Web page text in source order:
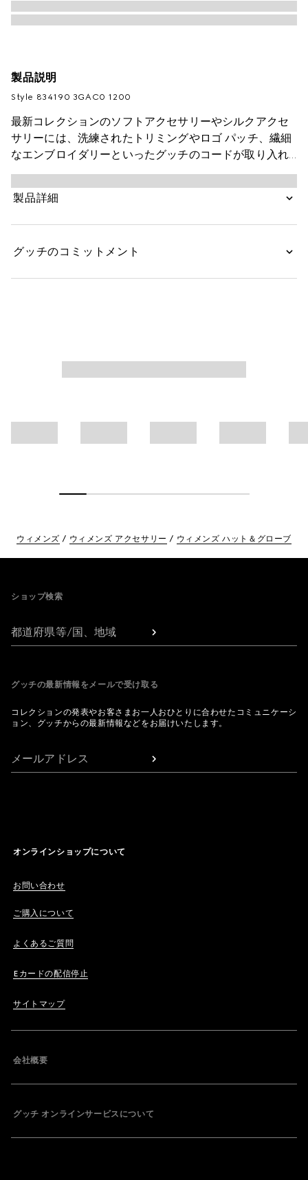
製品説明
Style ‎834190 3GAC0 1200
最新コレクションのソフトアクセサリーやシルクアクセ
サリーには、洗練されたトリミングやロゴ パッチ、繊細
なエンブロイダリーといったグッチのコードが取り入れ
られています。このカシミア ハットには、同系色のダブ
ルG レザー パッチをあしらいました。
製品詳細
グッチのコミットメント
ウィメンズ ウィメンズ アクセサリー ウィメンズ ハット＆グローブ
ショップ検索
都道府県等/国、地域
グッチの最新情報をメールで受け取る
コレクションの発表やお客さまお一人おひとりに合わせたコミュニケーシ
ョン、グッチからの最新情報などをお届けいたします。
メールアドレス
オンラインショップについて
お問い合わせ
ご購入について
よくあるご質問
Eカードの配信停止
サイトマップ
会社概要
グッチ オンラインサービスについて